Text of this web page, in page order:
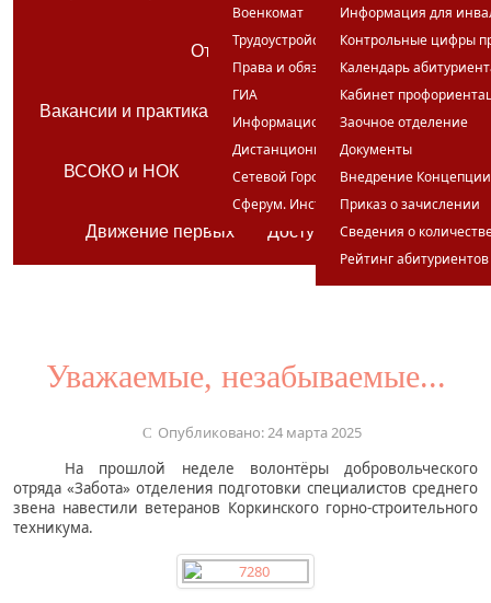
Военкомат
Трудоустройство
Вакансии
Права и обязанности студента
ГИА
Информационные ресурсы
Дистанционное обучение
Сетевой Город
Сферум. Инструкции
Информация для
Контрольные цифры
Календарь
Кабинет
Заочное отделение
Документы
Внедрение
Приказ о зачислении
Сведения о
Рейтинг абитуриентов
Отдел кадров
Вакансии и практика для студентов и выпускников
ВСОКО и НОК Год педагога и наставника
Движение первых Доступная среда
Уважаемые, незабываемые...
Опубликовано: 24 марта 2025
На прошлой неделе волонтёры добровольческого
отряда «Забота» отделения подготовки специалистов среднего
звена навестили ветеранов Коркинского горно-строительного
техникума.